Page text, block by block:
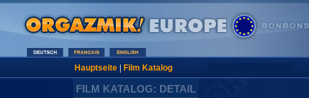
Hauptseite| Film Katalog
FILM KATALOG: DETAIL